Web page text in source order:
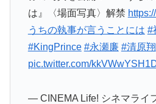
は』〈場面写真〉解禁
うちの執事が言うことには #
#KingPrince #永瀬廉 #清原翔
pic.twitter.com/
— CINEMA Life! シネマライ